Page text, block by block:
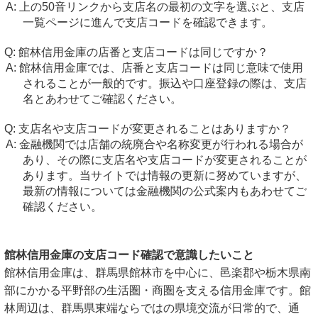
上の50音リンクから支店名の最初の文字を選ぶと、支店
一覧ページに進んで支店コードを確認できます。
館林信用金庫の店番と支店コードは同じですか？
館林信用金庫では、店番と支店コードは同じ意味で使用
されることが一般的です。振込や口座登録の際は、支店
名とあわせてご確認ください。
支店名や支店コードが変更されることはありますか？
金融機関では店舗の統廃合や名称変更が行われる場合が
あり、その際に支店名や支店コードが変更されることが
あります。当サイトでは情報の更新に努めていますが、
最新の情報については金融機関の公式案内もあわせてご
確認ください。
館林信用金庫の支店コード確認で意識したいこと
館林信用金庫は、群馬県館林市を中心に、邑楽郡や栃木県南
部にかかる平野部の生活圏・商圏を支える信用金庫です。館
林周辺は、群馬県東端ならではの県境交流が日常的で、通